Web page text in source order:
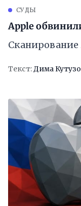
СУДЫ
Apple
Сканирование
Текст:Дима